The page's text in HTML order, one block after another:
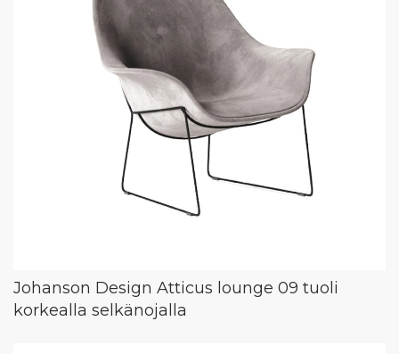
Johanson Design Atticus lounge 09 tuoli
korkealla selkänojalla